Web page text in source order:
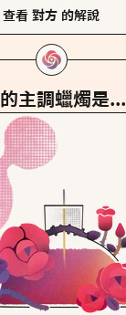
查看 對方 的解說
的主調蠟燭是...